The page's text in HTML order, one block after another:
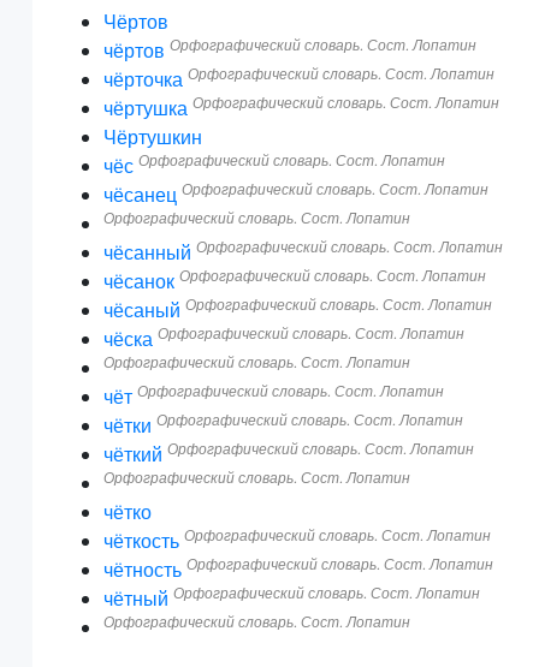
Чёртов
чёртов Орфографический словарь. Сост. Лопатин
чёрточка Орфографический словарь. Сост. Лопатин
чёртушка Орфографический словарь. Сост. Лопатин
Чёртушкин
чёс Орфографический словарь. Сост. Лопатин
чёсанец Орфографический словарь. Сост. Лопатин
Орфографический словарь. Сост. Лопатин
чёсанный Орфографический словарь. Сост. Лопатин
чёсанок Орфографический словарь. Сост. Лопатин
чёсаный Орфографический словарь. Сост. Лопатин
чёска Орфографический словарь. Сост. Лопатин
Орфографический словарь. Сост. Лопатин
чёт Орфографический словарь. Сост. Лопатин
чётки Орфографический словарь. Сост. Лопатин
чёткий Орфографический словарь. Сост. Лопатин
Орфографический словарь. Сост. Лопатин
чётко
чёткость Орфографический словарь. Сост. Лопатин
чётность Орфографический словарь. Сост. Лопатин
чётный Орфографический словарь. Сост. Лопатин
Орфографический словарь. Сост. Лопатин